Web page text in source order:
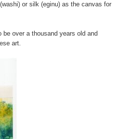
or silk (eginu) as the canvas for
over a thousand years old and
art.